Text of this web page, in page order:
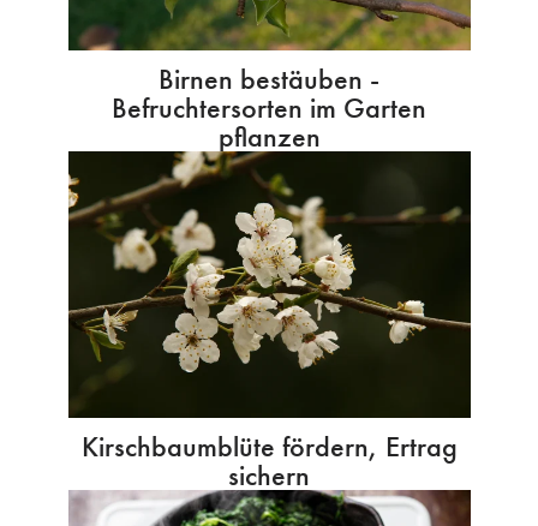
Birnen bestäuben -
Befruchtersorten im Garten
pflanzen
Kirschbaumblüte fördern, Ertrag
sichern